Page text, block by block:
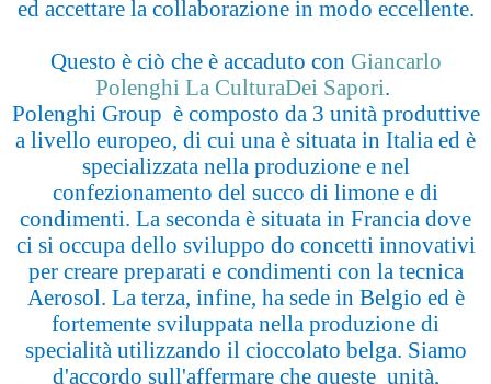
ed accettare la collaborazione in modo eccellente.
Questo è ciò che è accaduto con Giancarlo
Polenghi La CulturaDei Sapori.
Polenghi Group è composto da 3 unità produttive
a livello europeo, di cui una è situata in Italia ed è
specializzata nella produzione e nel
confezionamento del succo di limone e di
condimenti. La seconda è situata in Francia dove
ci si occupa dello sviluppo do concetti innovativi
per creare preparati e condimenti con la tecnica
Aerosol. La terza, infine, ha sede in Belgio ed è
fortemente sviluppata nella produzione di
specialità utilizzando il cioccolato belga. Siamo
d'accordo sull'affermare che queste unità,